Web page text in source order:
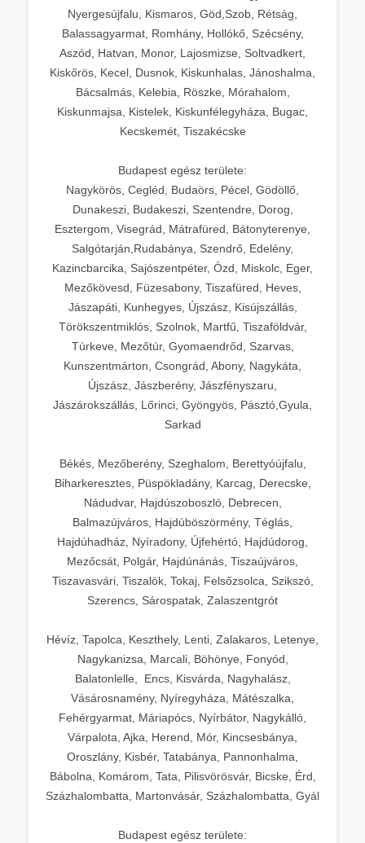
Nyergesújfalu, Kismaros, Göd,Szob, Rétság,
Balassagyarmat, Romhány, Hollókő, Szécsény,
Aszód, Hatvan, Monor, Lajosmizse, Soltvadkert,
Kiskőrös, Kecel, Dusnok, Kiskunhalas, Jánoshalma,
Bácsalmás, Kelebia, Röszke, Mórahalom,
Kiskunmajsa, Kistelek, Kiskunfélegyháza, Bugac,
Kecskemét, Tiszakécske
Budapest egész területe:
Nagykörös, Cegléd, Budaörs, Pécel, Gödöllő,
Dunakeszi, Budakeszi, Szentendre, Dorog,
Esztergom, Visegrád, Mátrafüred, Bátonyterenye,
Salgótarján,Rudabánya, Szendrő, Edelény,
Kazincbarcika, Sajószentpéter, Ózd, Miskolc, Eger,
Mezőkövesd, Füzesabony, Tiszafüred, Heves,
Jászapáti, Kunhegyes, Újszász, Kisújszállás,
Törökszentmiklós, Szolnok, Martfű, Tiszaföldvár,
Túrkeve, Mezőtúr, Gyomaendrőd, Szarvas,
Kunszentmárton, Csongrád, Abony, Nagykáta,
Újszász, Jászberény, Jászfényszaru,
Jászárokszállás, Lőrinci, Gyöngyös, Pásztó,Gyula,
Sarkad
Békés, Mezőberény, Szeghalom, Berettyóújfalu,
Biharkeresztes, Püspökladány, Karcag, Derecske,
Nádudvar, Hajdúszoboszló, Debrecen,
Balmazújváros, Hajdúböszörmény, Téglás,
Hajdúhadház, Nyíradony, Újfehértó, Hajdúdorog,
Mezőcsát, Polgár, Hajdúnánás, Tiszaújváros,
Tiszavasvári, Tiszalök, Tokaj, Felsőzsolca, Szikszó,
Szerencs, Sárospatak, Zalaszentgrót
Hévíz, Tapolca, Keszthely, Lenti, Zalakaros, Letenye,
Nagykanizsa, Marcali, Böhönye, Fonyód,
Balatonlelle, Encs, Kisvárda, Nagyhalász,
Vásárosnamény, Nyíregyháza, Mátészalka,
Fehérgyarmat, Máriapócs, Nyírbátor, Nagykálló,
Várpalota, Ajka, Herend, Mór, Kincsesbánya,
Oroszlány, Kisbér, Tatabánya, Pannonhalma,
Bábolna, Komárom, Tata, Pilisvörösvár, Bicske, Érd,
Százhalombatta, Martonvásár, Százhalombatta, Gyál
Budapest egész területe: